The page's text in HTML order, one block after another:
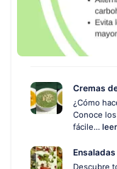
Cremas
¿Cómo
Conoce
fácile...
Descubre